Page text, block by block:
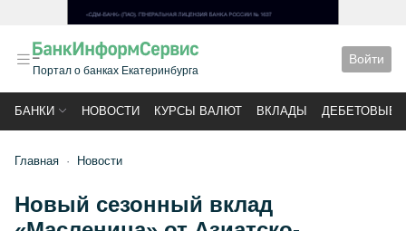
Портал о банках Екатеринбурга
Войти
БАНКИ НОВОСТИ КУРСЫ ВАЛЮТ ВКЛАДЫ ДЕБЕТОВЫЕ
Главная Новости
Новый сезонный вклад